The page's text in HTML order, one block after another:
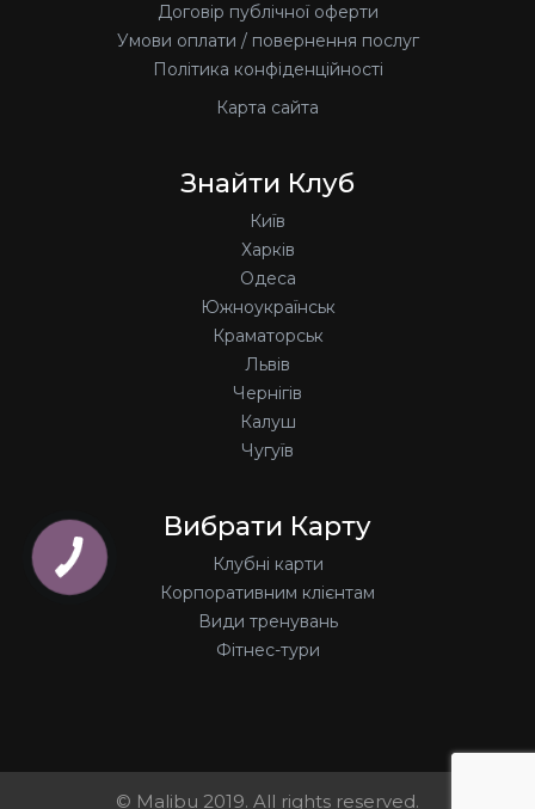
Договір публічної оферти
Умови оплати / повернення послуг
Політика конфіденційності
Карта сайта
Знайти Клуб
Київ
Харків
Одеса
Южноукраїнськ
Краматорськ
Львів
Чернігів
Калуш
Чугуїв
Вибрати Карту
Клубні карти
Корпоративним клієнтам
Види тренувань
Фітнес-тури
© Malibu 2019. All rights reserved.